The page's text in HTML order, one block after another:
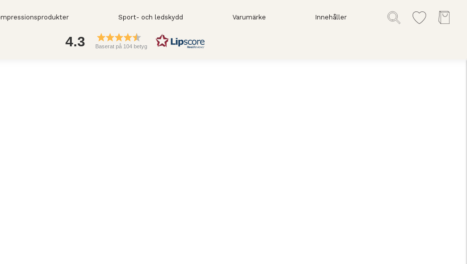
Sport- och ledskydd Varumärke Innehåller
4.3 Baserat på 104 betyg